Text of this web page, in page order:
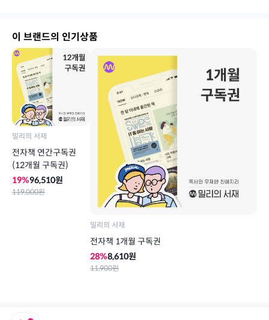
이 브랜드의 인기상품
밀리의 서재
전자책 연간구독권
(12개월 구독권)
19%96,510원
119,000원
밀리의 서재
전자책 1개월 구독권
28%8,610원
11,900원